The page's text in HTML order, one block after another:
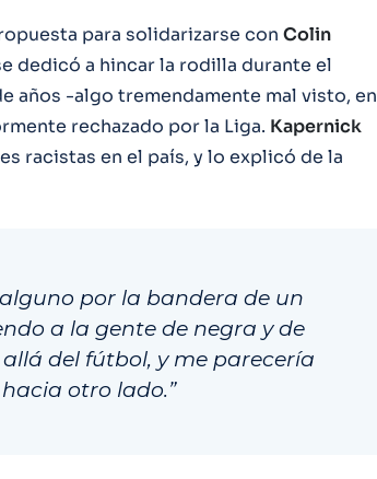
para solidarizarse con Colin
dedicó a hincar la rodilla durante el
años -algo tremendamente mal visto, en
rechazado por la Liga. Kapernick
racistas en el país, y lo explicó de la
por la bandera de un
a la gente de negra y de
del fútbol, y me parecería
otro lado.”